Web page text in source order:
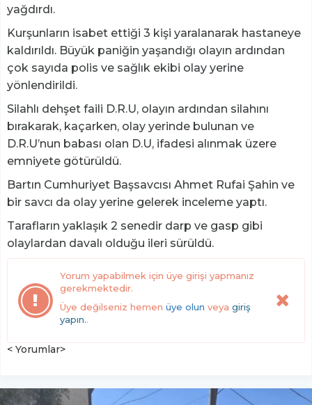
yağdırdı.
Kurşunların isabet ettiği 3 kişi yaralanarak hastaneye
kaldırıldı. Büyük paniğin yaşandığı olayın ardından
çok sayıda polis ve sağlık ekibi olay yerine
yönlendirildi.
Silahlı dehşet faili D.R.U, olayın ardından silahını
bırakarak, kaçarken, olay yerinde bulunan ve
D.R.U’nun babası olan D.U, ifadesi alınmak üzere
emniyete götürüldü.
Bartın Cumhuriyet Başsavcısı Ahmet Rufai Şahin ve
bir savcı da olay yerine gelerek inceleme yaptı.
Tarafların yaklaşık 2 senedir darp ve gasp gibi
olaylardan davalı olduğu ileri sürüldü.
Yorum yapabilmek için üye girişi yapmanız
gerekmektedir.
Üye değilseniz hemen üye olun veya giriş
yapın..
< Yorumlar>